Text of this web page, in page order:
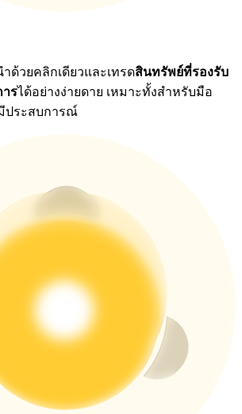
ด้วยคลิกเดียวและเทรดสินทรัพย์ที่รองรับ
ารได้อย่างง่ายดาย เหมาะทั้งสำหรับมือ
ประสบการณ์